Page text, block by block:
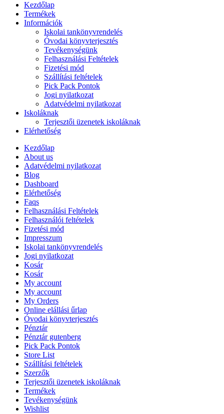
Kezdőlap
Termékek
Információk
Iskolai tankönyvrendelés
Óvodai könyvterjesztés
Tevékenységünk
Felhasználási Feltételek
Fizetési mód
Szállítási feltételek
Pick Pack Pontok
Jogi nyilatkozat
Adatvédelmi nyilatkozat
Iskoláknak
Terjesztői üzenetek iskoláknak
Elérhetőség
Kezdőlap
About us
Adatvédelmi nyilatkozat
Blog
Dashboard
Elérhetőség
Faqs
Felhasználási Feltételek
Felhasználói feltételek
Fizetési mód
Impresszum
Iskolai tankönyvrendelés
Jogi nyilatkozat
Kosár
Kosár
My account
My account
My Orders
Online elállási űrlap
Óvodai könyvterjesztés
Pénztár
Pénztár gutenberg
Pick Pack Pontok
Store List
Szállítási feltételek
Szerzők
Terjesztői üzenetek iskoláknak
Termékek
Tevékenységünk
Wishlist